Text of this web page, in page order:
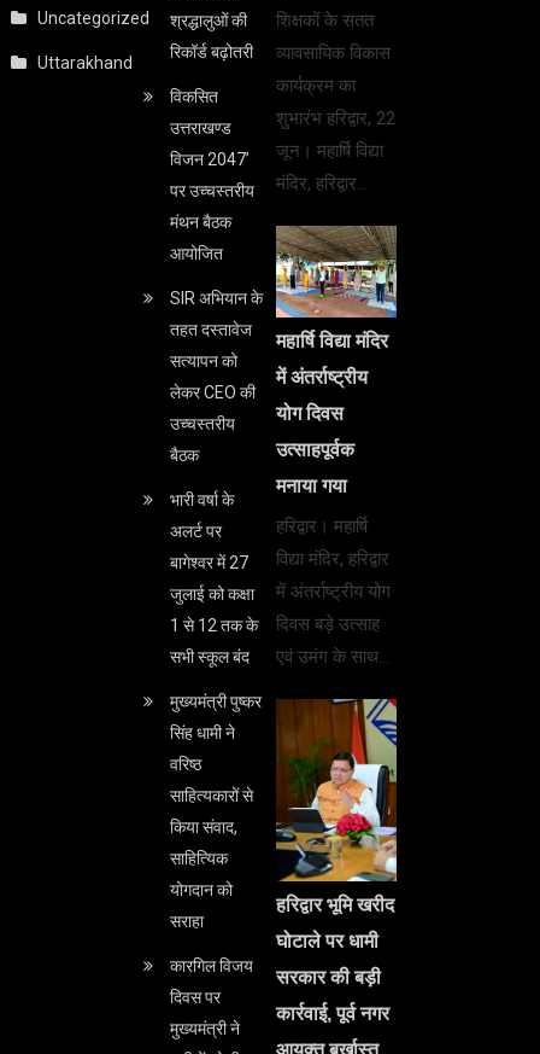
Uncategorized
Uttarakhand
श्रद्धालुओं की
रिकॉर्ड बढ़ोतरी
विकसित
उत्तराखण्ड
विजन 2047’
पर उच्चस्तरीय
मंथन बैठक
आयोजित
SIR अभियान के
तहत दस्तावेज
सत्यापन को
लेकर CEO की
उच्चस्तरीय
बैठक
भारी वर्षा के
अलर्ट पर
बागेश्वर में 27
जुलाई को कक्षा
1 से 12 तक के
सभी स्कूल बंद
मुख्यमंत्री पुष्कर
सिंह धामी ने
वरिष्ठ
साहित्यकारों से
किया संवाद,
साहित्यिक
योगदान को
सराहा
कारगिल विजय
दिवस पर
मुख्यमंत्री ने
शिक्षकों के सतत
व्यावसायिक विकास
कार्यक्रम का
शुभारंभ हरिद्वार, 22
जून। महार्षि विद्या
मंदिर, हरिद्वार…
महार्षि विद्या मंदिर
में अंतर्राष्ट्रीय
योग दिवस
उत्साहपूर्वक
मनाया गया
हरिद्वार। महार्षि
विद्या मंदिर, हरिद्वार
में अंतर्राष्ट्रीय योग
दिवस बड़े उत्साह
एवं उमंग के साथ…
हरिद्वार भूमि खरीद
घोटाले पर धामी
सरकार की बड़ी
कार्रवाई, पूर्व नगर